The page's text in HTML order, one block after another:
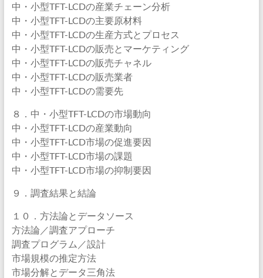
中・小型TFT-LCDの産業チェーン分析
中・小型TFT-LCDの主要原材料
中・小型TFT-LCDの生産方式とプロセス
中・小型TFT-LCDの販売とマーケティング
中・小型TFT-LCDの販売チャネル
中・小型TFT-LCDの販売業者
中・小型TFT-LCDの需要先
８．中・小型TFT-LCDの市場動向
中・小型TFT-LCDの産業動向
中・小型TFT-LCD市場の促進要因
中・小型TFT-LCD市場の課題
中・小型TFT-LCD市場の抑制要因
９．調査結果と結論
１０．方法論とデータソース
方法論／調査アプローチ
調査プログラム／設計
市場規模の推定方法
市場分解とデータ三角法